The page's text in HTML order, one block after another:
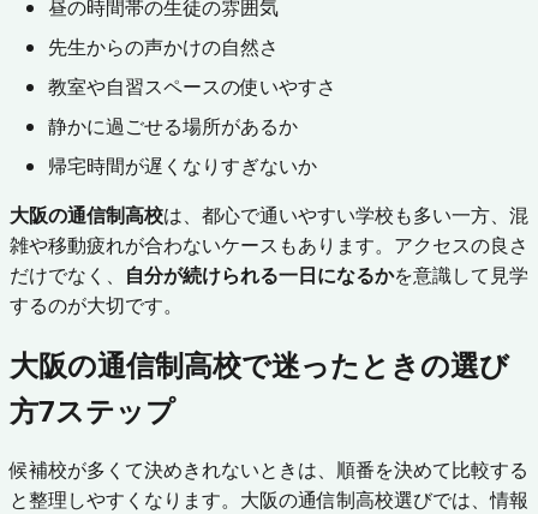
昼の時間帯の生徒の雰囲気
先生からの声かけの自然さ
教室や自習スペースの使いやすさ
静かに過ごせる場所があるか
帰宅時間が遅くなりすぎないか
大阪の通信制高校は、都心で通いやすい学校も多い一方、混
雑や移動疲れが合わないケースもあります。アクセスの良さ
だけでなく、 自分が続けられる一日になるかを意識して見学
するのが大切です。
大阪の通信制高校で迷ったときの選び
方7ステップ
候補校が多くて決めきれないときは、順番を決めて比較する
と整理しやすくなります。大阪の通信制高校選びでは、情報